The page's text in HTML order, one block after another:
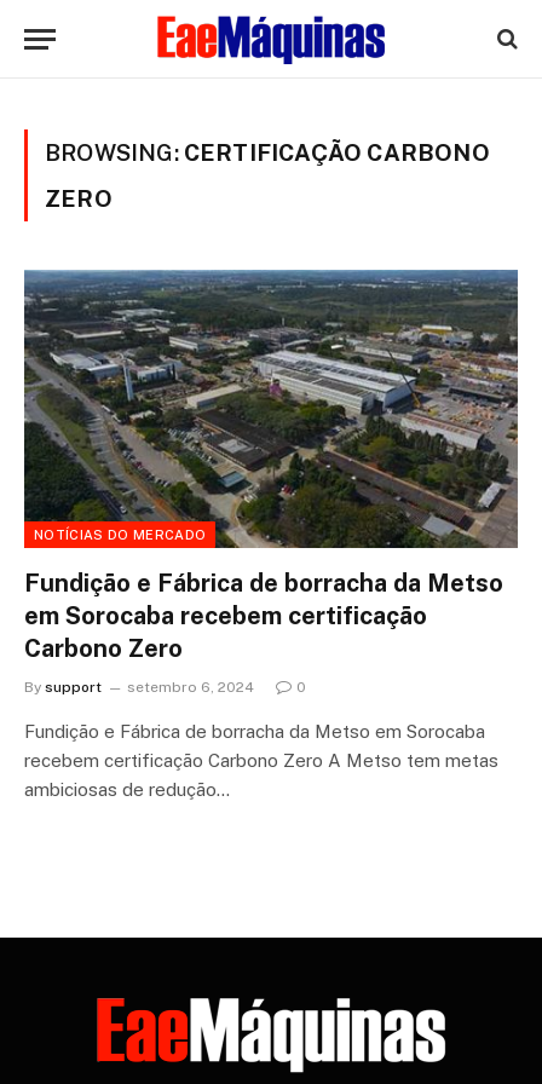
BROWSING: CERTIFICAÇÃO CARBONO
ZERO
NOTÍCIAS DO MERCADO
Fundição e Fábrica de borracha da Metso
em Sorocaba recebem certificação
Carbono Zero
By support setembro 6, 2024 0
Fundição e Fábrica de borracha da Metso em Sorocaba
recebem certificação Carbono Zero A Metso tem metas
ambiciosas de redução…